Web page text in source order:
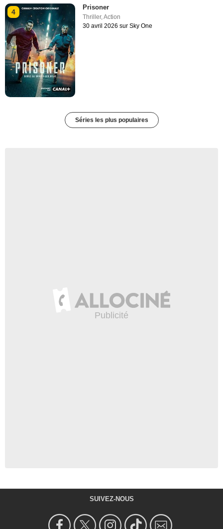
4
Prisoner
Thriller,Action
30 avril 2026 sur Sky One
Séries les plus populaires
SUIVEZ-NOUS